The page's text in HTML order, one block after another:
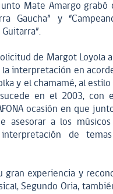
Mate Amargo grabó
Gaucha” y
de Margot Loyola
la interpretación en
y el chamamé, al
en el 2003, con
ocasión en que
asesorar a los
de
gran experiencia y
Segundo Oria,